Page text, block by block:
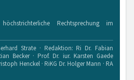
Rechtsprechung im
Strate · Redaktion: Ri Dr. Fabian
Becker · Prof. Dr. iur. Karsten Gaede
Henckel · RiKG Dr. Holger Mann · RA